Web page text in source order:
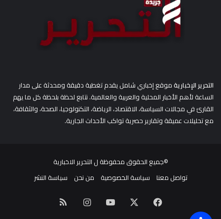
التحرير الإخباريةموقع إخباري شامل يقدم تغطية دقيقة ومحدثة على مدار
الساعة لأهم الأخبار المحلية والعربية والعالمية. نتابع لحظة بلحظة كل ما يهم
القارئ في مجالات السياسة، الاقتصاد، الرياضة، التكنولوجيا، الصحة، والثقافة،
مع تحليلات عميقة وتقارير حصرية تواكب الأحداث الجارية.
©جميع الحقوق محفوظة ل التحرير الاخبارية
تواصل معنا
سياسة الخصوصية من نحن سياسة النشر
فيسبوك ‫YouTube انستقرام